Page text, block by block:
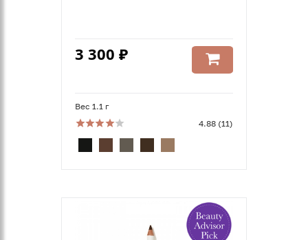
3 300 ₽
Вес 1.1 г
4.88 (11)